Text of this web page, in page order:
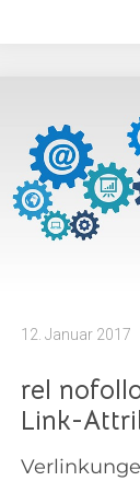
12. Januar 2017
rel
Link-